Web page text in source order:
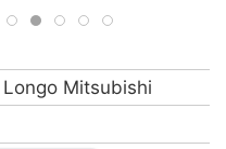
Mitsubishi